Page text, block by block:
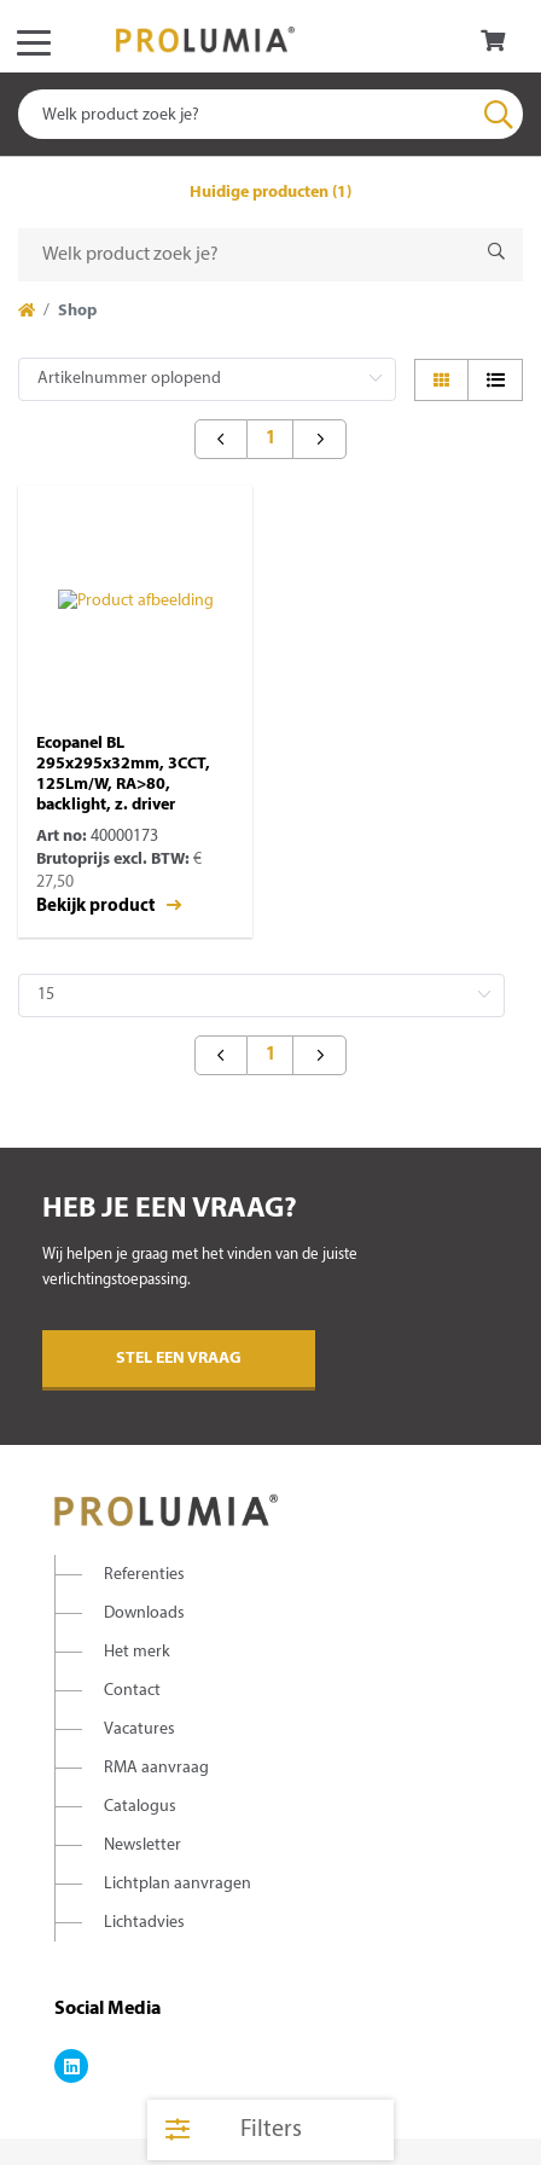
Huidige producten (1)
Filters
Shop
1
Ecopanel BL
295x295x32mm, 3CCT,
125Lm/W, RA>80,
backlight, z. driver
Art no: 40000173
Brutoprijs excl. BTW: €
27,50
Bekijk product
1
HEB JE EEN VRAAG?
Wij helpen je graag met het vinden van de juiste
verlichtingstoepassing.
STEL EEN VRAAG
Referenties
Downloads
Het merk
Contact
Vacatures
RMA aanvraag
Catalogus
Newsletter
Lichtplan aanvragen
Lichtadvies
Social Media